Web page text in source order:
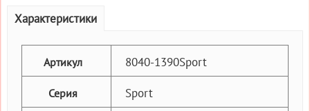
Характеристики
Артикул 8040-1390Sport
Серия Sport